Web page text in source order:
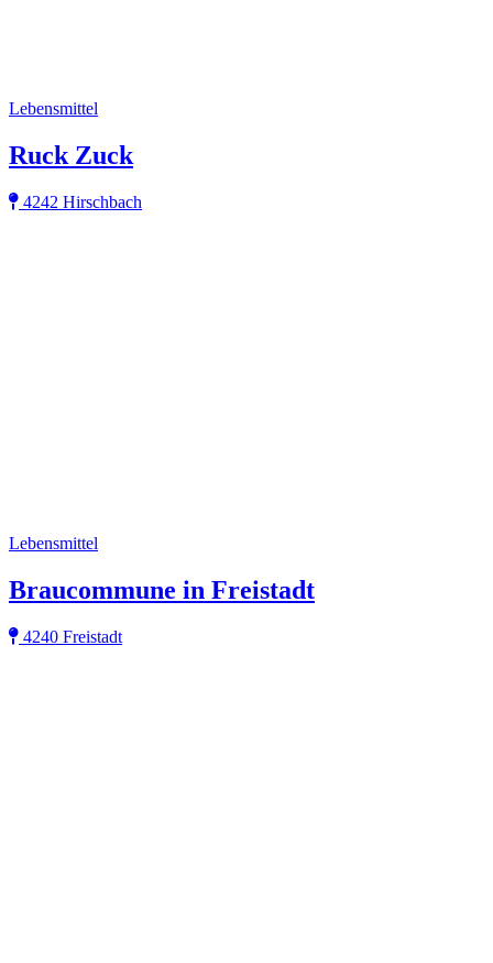
Lebensmittel
Ruck Zuck
4242 Hirschbach
Lebensmittel
Braucommune in Freistadt
4240 Freistadt